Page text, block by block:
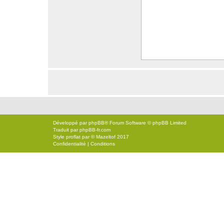
Développé parphpBB® Forum Software © phpBB Limited
Traduit parphpBB-fr.com
Style proflat par ©Mazeltof 2017
Confidentialité | Conditions